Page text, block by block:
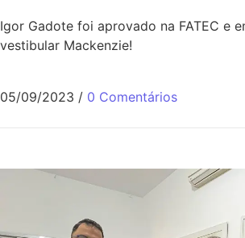
Igor Gadote foi aprovado na FATEC e
vestibular Mackenzie!
05/09/2023 / 0 Comentários